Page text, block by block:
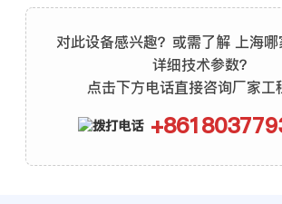
对此设备感兴趣？或需了解 上海
详细技术参数？
点击下方电话直接咨询厂家工